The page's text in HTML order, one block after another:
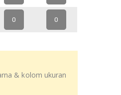
0 0
& kolom ukuran